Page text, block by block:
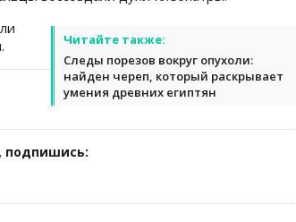
Читайте также:
Следы порезов вокруг опухоли:
найден череп, который раскрывает
умения древних египтян
подпишись: